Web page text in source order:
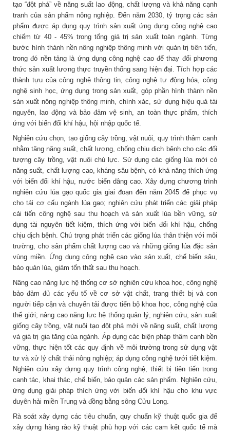
tạo “đột phá” về năng suất lao động, chất lượng và khả năng cạnh
tranh của sản phẩm nông nghiệp. Đến năm 2030, tỷ trọng các sản
phẩm được áp dụng quy trình sản xuất ứng dụng công nghệ cao
chiếm từ 40 - 45% trong tổng giá trị sản xuất toàn ngành. Từng
bước hình thành nền nông nghiệp thông minh với quản trị tiên tiến,
trong đó nền tảng là ứng dụng công nghệ cao để thay đổi phương
thức sản xuất lương thực truyền thống sang hiện đại. Tích hợp các
thành tựu của công nghệ thông tin, công nghệ tự động hóa, công
nghệ sinh học, ứng dụng trong sản xuất, góp phần hình thành nền
sản xuất nông nghiệp thông minh, chính xác, sử dụng hiệu quả tài
nguyên, lao động và bảo đảm vệ sinh, an toàn thực phẩm, thích
ứng với biến đổi khí hậu, hội nhập quốc tế.
Nghiên cứu chọn, tạo giống cây trồng, vật nuôi, quy trình thâm canh
nhằm tăng năng suất, chất lượng, chống chịu dịch bệnh cho các đối
tượng cây trồng, vật nuôi chủ lực. Sử dụng các giống lúa mới có
năng suất, chất lượng cao, kháng sâu bệnh, có khả năng thích ứng
với biến đổi khí hậu, nước biển dâng cao. Xây dựng chương trình
nghiên cứu lúa gạo quốc gia giai đoạn đến năm 2045 để phục vụ
cho tái cơ cấu ngành lúa gạo; nghiên cứu phát triển các giải pháp
cải tiến công nghệ sau thu hoạch và sản xuất lúa bền vững, sử
dụng tài nguyên tiết kiệm, thích ứng với biến đổi khí hậu, chống
chịu dịch bệnh. Chú trọng phát triển các giống lúa thân thiện với môi
trường, cho sản phẩm chất lượng cao và những giống lúa đặc sản
vùng miền. Ứng dụng công nghệ cao vào sản xuất, chế biến sâu,
bảo quản lúa, giảm tổn thất sau thu hoạch.
Nâng cao năng lực hệ thống cơ sở nghiên cứu khoa học, công nghệ
bảo đảm đủ các yếu tố về cơ sở vật chất, trang thiết bị và con
người tiếp cận và chuyển tải được tiến bộ khoa học, công nghệ của
thế giới; nâng cao năng lực hệ thống quản lý, nghiên cứu, sản xuất
giống cây trồng, vật nuôi tạo đột phá mới về năng suất, chất lượng
và giá trị gia tăng của ngành. Áp dụng các biện pháp thâm canh bền
vững, thực hiện tốt các quy định về môi trường trong sử dụng vật
tư và xử lý chất thải nông nghiệp; áp dụng công nghệ tưới tiết kiệm.
Nghiên cứu xây dựng quy trình công nghệ, thiết bị tiên tiến trong
canh tác, khai thác, chế biến, bảo quản các sản phẩm. Nghiên cứu,
ứng dụng giải pháp thích ứng với biến đổi khí hậu cho khu vực
duyên hải miền Trung và đồng bằng sông Cửu Long.
Rà soát xây dựng các tiêu chuẩn, quy chuẩn kỹ thuật quốc gia để
xây dựng hàng rào kỹ thuật phù hợp với các cam kết quốc tế mà